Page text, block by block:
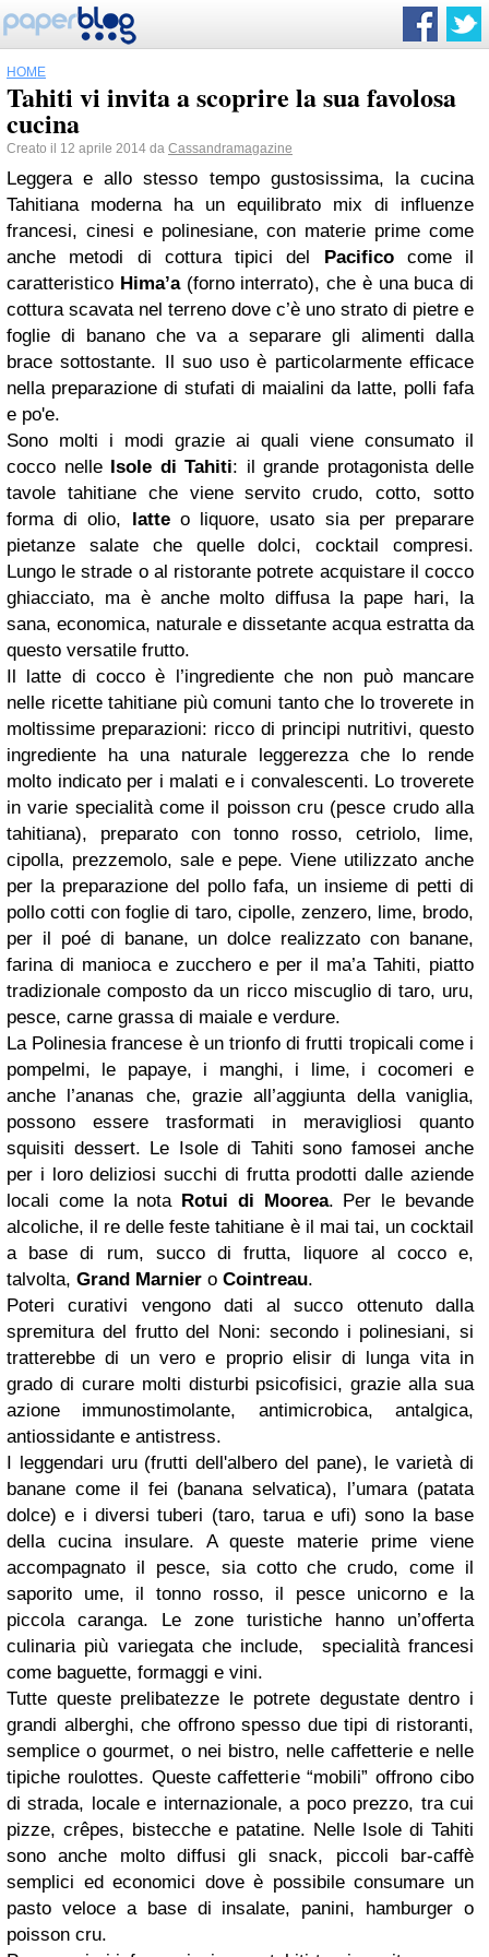
HOME
Tahiti vi invita a scoprire la sua favolosa
cucina
Creato il 12 aprile 2014 da Cassandramagazine
Leggera e allo stesso tempo gustosissima, la cucina
Tahitiana moderna ha un equilibrato mix di influenze
francesi, cinesi e polinesiane, con materie prime come
anche metodi di cottura tipici del Pacificocome il
caratteristico Hima’a(forno interrato), che è una buca di
cottura scavata nel terreno dove c’è uno strato di pietre e
foglie di banano che va a separare gli alimenti dalla
brace sottostante. Il suo uso è particolarmente efficace
nella preparazione di stufati di maialini da latte, polli fafa
e po'e.
Sono molti i modi grazie ai quali viene consumato il
cocco nelle Isole di Tahiti: il grande protagonista delle
tavole tahitiane che viene servito crudo, cotto, sotto
forma di olio, latteo liquore, usato sia per preparare
pietanze salate che quelle dolci, cocktail compresi.
Lungo le strade o al ristorante potrete acquistare il cocco
ghiacciato, ma è anche molto diffusa la pape hari, la
sana, economica, naturale e dissetante acqua estratta da
questo versatile frutto.
Il latte di cocco è l’ingrediente che non può mancare
nelle ricette tahitiane più comuni tanto che lo troverete in
moltissime preparazioni: ricco di principi nutritivi, questo
ingrediente ha una naturale leggerezza che lo rende
molto indicato per i malati e i convalescenti. Lo troverete
in varie specialità come il poisson cru (pesce crudo alla
tahitiana), preparato con tonno rosso, cetriolo, lime,
cipolla, prezzemolo, sale e pepe. Viene utilizzato anche
per la preparazione del pollo fafa, un insieme di petti di
pollo cotti con foglie di taro, cipolle, zenzero, lime, brodo,
per il poé di banane, un dolce realizzato con banane,
farina di manioca e zucchero e per il ma’a Tahiti, piatto
tradizionale composto da un ricco miscuglio di taro, uru,
pesce, carne grassa di maiale e verdure.
La Polinesia francese è un trionfo di frutti tropicali come i
pompelmi, le papaye, i manghi, i lime, i cocomeri e
anche l’ananas che, grazie all’aggiunta della vaniglia,
possono essere trasformati in meravigliosi quanto
squisiti dessert. Le Isole di Tahiti sono famosei anche
per i loro deliziosi succhi di frutta prodotti dalle aziende
locali come la nota Rotui di Moorea. Per le bevande
alcoliche, il re delle feste tahitiane è il mai tai, un cocktail
a base di rum, succo di frutta, liquore al cocco e,
talvolta, Grand Marnier o Cointreau.
Poteri curativi vengono dati al succo ottenuto dalla
spremitura del frutto del Noni: secondo i polinesiani, si
tratterebbe di un vero e proprio elisir di lunga vita in
grado di curare molti disturbi psicofisici, grazie alla sua
azione immunostimolante, antimicrobica, antalgica,
antiossidante e antistress.
I leggendari uru (frutti dell'albero del pane), le varietà di
banane come il fei (banana selvatica), l’umara (patata
dolce) e i diversi tuberi (taro, tarua e ufi) sono la base
della cucina insulare. A queste materie prime viene
accompagnato il pesce, sia cotto che crudo, come il
saporito ume, il tonno rosso, il pesce unicorno e la
piccola caranga. Le zone turistiche hanno un’offerta
culinaria più variegata che include, specialità francesi
come baguette, formaggi e vini.
Tutte queste prelibatezze le potrete degustate dentro i
grandi alberghi, che offrono spesso due tipi di ristoranti,
semplice o gourmet, o nei bistro, nelle caffetterie e nelle
tipiche roulottes. Queste caffetterie “mobili” offrono cibo
di strada, locale e internazionale, a poco prezzo, tra cui
pizze, crêpes, bistecche e patatine. Nelle Isole di Tahiti
sono anche molto diffusi gli snack, piccoli bar-caffè
semplici ed economici dove è possibile consumare un
pasto veloce a base di insalate, panini, hamburger o
poisson cru.